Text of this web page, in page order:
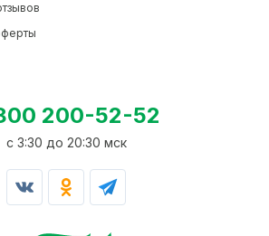
200-52-52
c 3:30 до 20:30 мск